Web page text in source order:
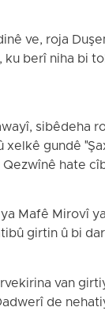
ve, roja
ku berî niha bi
sibêdeha
xelkê gundê
Qezwînê hate
Mafê Mirovî
girtin û bi
van
de